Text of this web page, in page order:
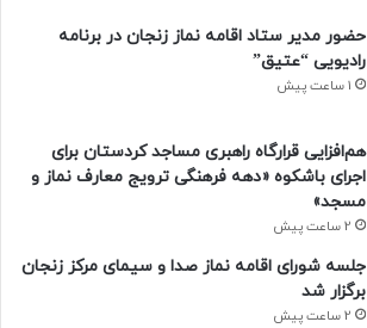
حضور مدیر ستاد اقامه نماز زنجان در برنامه
رادیویی “عتیق”
1 ساعت پیش
هم‌افزایی قرارگاه راهبری مساجد کردستان برای
اجرای باشکوه «دهه فرهنگی ترویج معارف نماز و
مسجد»
2 ساعت پیش
جلسه شورای اقامه نماز صدا و سیمای مرکز زنجان
برگزار شد
2 ساعت پیش